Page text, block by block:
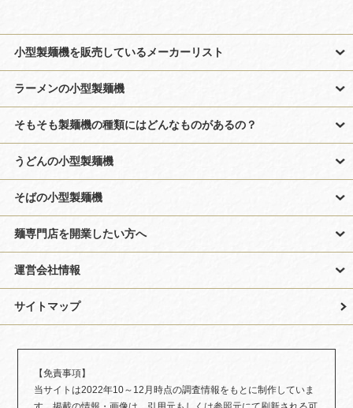
小型製麺機を販売しているメーカーリスト
ラーメンの小型製麺機
そもそも製麺機の種類にはどんなものがあるの？
うどんの小型製麺機
そばの小型製麺機
麺専門店を開業したい方へ
運営会社情報
サイトマップ
【免責事項】
当サイトは2022年10～12月時点の調査情報をもとに制作していま